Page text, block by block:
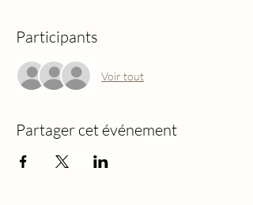
Participants
Voir tout
Partager cet événement